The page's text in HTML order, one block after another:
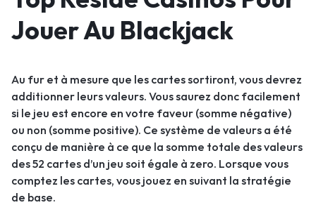
Jouer Au Blackjack
Au fur et à mesure que les cartes sortiront, vous devrez
additionner leurs valeurs. Vous saurez donc facilement
si le jeu est encore en votre faveur (somme négative)
ou non (somme positive). Ce système de valeurs a été
conçu de manière à ce que la somme totale des valeurs
des 52 cartes d’un jeu soit égale à zero. Lorsque vous
comptez les cartes, vous jouez en suivant la stratégie
de base.